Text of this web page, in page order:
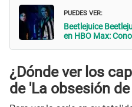
PUEDES VER:
Beetlejuice
en HBO Max:
¿Dónde ver los
de 'La obsesión